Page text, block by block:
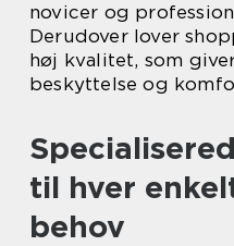
novicer og
Derudover lover
høj kvalitet, som
beskyttelse og
til hver
behov